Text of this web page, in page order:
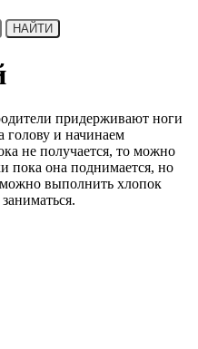
придерживают ноги
голову и начинаем
не получается, то можно
пока она поднимается, но
можно выполнить хлопок